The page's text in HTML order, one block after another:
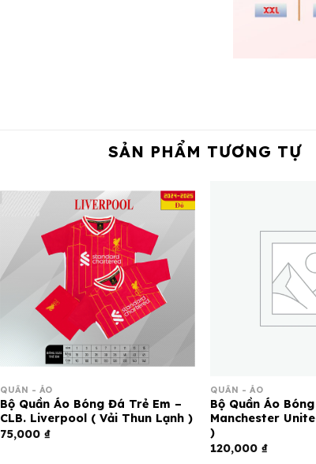
SẢN PHẨM TƯƠNG TỰ
QUẦN - ÁO
Bộ Quần Áo Bóng Đá Trẻ Em –
CLB. Liverpool ( Vải Thun Lạnh )
75,000₫
QUẦN - ÁO
Bộ Quần Áo
Manchester
)
120,000₫